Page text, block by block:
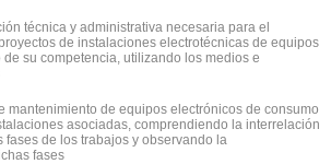
técnica y administrativa necesaria para el
de instalaciones electrotécnicas de equipos
su competencia, utilizando los medios e
mantenimiento de equipos electrónicos de consumo
asociadas, comprendiendo la interrelación
fases de los trabajos y observando la
fases